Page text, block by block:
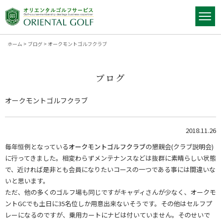
ホーム > ブログ > オークモントゴルフクラブ
ブログ
オークモントゴルフクラブ
2018.11.26
毎年恒例となっているオークモントゴルフクラブの懇親会(クラブ説明会)
に行ってきました。相変わらずメンテナンスなどは抜群に素晴らしい状態
で、近ければ是非とも会員になりたいコースの一つである事には間違いな
いと思います。
ただ、他の多くのゴルフ場も同じですがキャディさんが少なく、オークモ
ントGCでも土日に35名位しか用意出来ないそうです。その他はセルフプ
レーになるのですが、乗用カートにナビは付いていません。そのせいで